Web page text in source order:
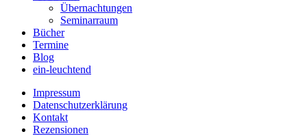
Übernachtungen
Seminarraum
Bücher
Termine
Blog
ein-leuchtend
Impressum
Datenschutzerklärung
Kontakt
Rezensionen